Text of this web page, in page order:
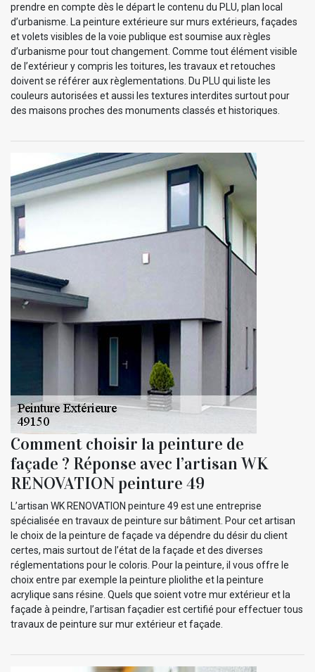
prendre en compte dès le départ le contenu du PLU, plan local
d’urbanisme. La peinture extérieure sur murs extérieurs, façades
et volets visibles de la voie publique est soumise aux règles
d’urbanisme pour tout changement. Comme tout élément visible
de l’extérieur y compris les toitures, les travaux et retouches
doivent se référer aux règlementations. Du PLU qui liste les
couleurs autorisées et aussi les textures interdites surtout pour
des maisons proches des monuments classés et historiques.
Comment choisir la peinture de
façade ? Réponse avec l’artisan WK
RENOVATION peinture 49
L’artisan WK RENOVATION peinture 49 est une entreprise
spécialisée en travaux de peinture sur bâtiment. Pour cet artisan
le choix de la peinture de façade va dépendre du désir du client
certes, mais surtout de l’état de la façade et des diverses
réglementations pour le coloris. Pour la peinture, il vous offre le
choix entre par exemple la peinture pliolithe et la peinture
acrylique sans résine. Quels que soient votre mur extérieur et la
façade à peindre, l’artisan façadier est certifié pour effectuer tous
travaux de peinture sur mur extérieur et façade.